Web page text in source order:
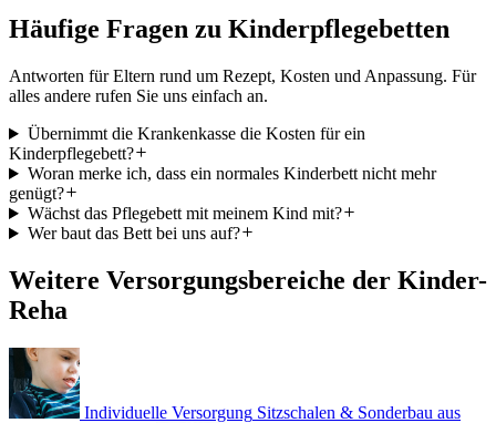
Häufige Fragen zu Kinderpflegebetten
Antworten für Eltern rund um Rezept, Kosten und Anpassung. Für
alles andere rufen Sie uns einfach an.
Übernimmt die Krankenkasse die Kosten für ein
Kinderpflegebett?
Woran merke ich, dass ein normales Kinderbett nicht mehr
genügt?
Wächst das Pflegebett mit meinem Kind mit?
Wer baut das Bett bei uns auf?
Weitere Versorgungsbereiche der Kinder-
Reha
Individuelle Versorgung Sitzschalen & Sonderbau aus